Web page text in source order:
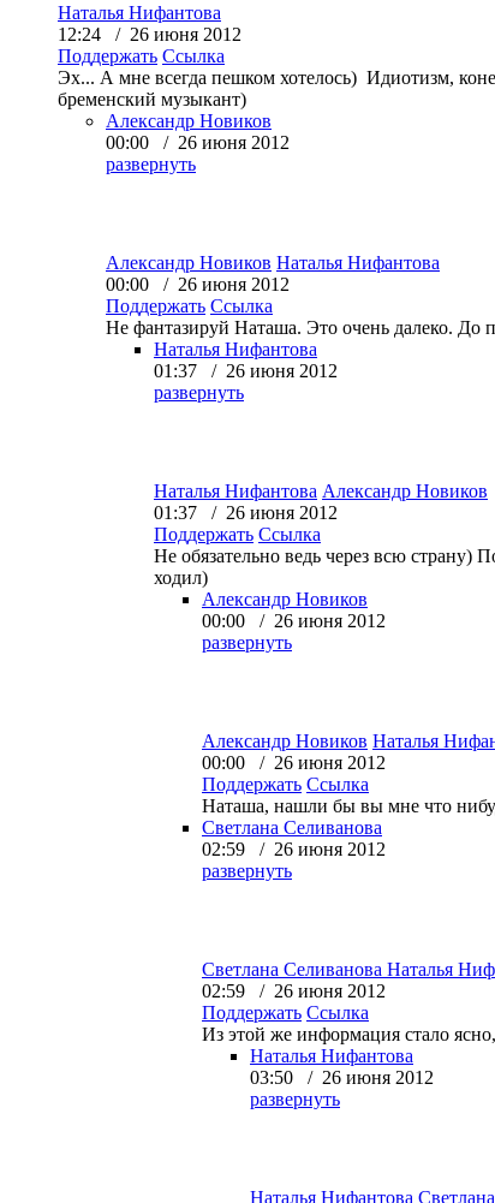
Наталья Нифантова
12:24 / 26 июня 2012
Поддержать Ссылка
Эх... А мне всегда пешком хотелось) Идиотизм,
бременский музыкант)
Александр Новиков
00:00 / 26 июня 2012
развернуть
Александр Новиков Наталья Нифантова
00:00 / 26 июня 2012
Поддержать Ссылка
Не фантазируй Наташа. Это очень далеко. До
Наталья Нифантова
01:37 / 26 июня 2012
развернуть
Наталья Нифантова Александр Новиков
01:37 / 26 июня 2012
Поддержать Ссылка
Не обязательно ведь через всю страну)
ходил)
Александр Новиков
00:00 / 26 июня 2012
развернуть
Александр Новиков Наталья
00:00 / 26 июня 2012
Поддержать Ссылка
Наташа, нашли бы вы мне что
Светлана Селиванова
02:59 / 26 июня 2012
развернуть
Светлана Селиванова Наталья
02:59 / 26 июня 2012
Поддержать Ссылка
Из этой же информация стало
Наталья Нифантова
03:50 / 26 июня 2012
развернуть
Наталья Нифантова